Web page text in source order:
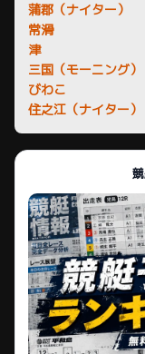
蒲郡（ナイター）
常滑
津
三国（モーニング）
びわこ
住之江（ナイター）